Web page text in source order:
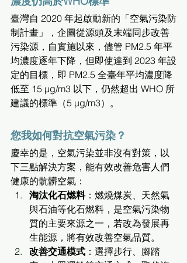
臺灣自 2020 年起啟動新的「空氣污染防
制計畫」，企圖從源頭及末端同步改善
污染源，自實施以來，儘管 PM2.5 年平
均濃度逐年下降，但即使達到 2023 年設
定的目標，即 PM2.5 全臺年平均濃度降
低至 15 µg/m3 以下，仍然超出 WHO 所
建議的標準（5 µg/m3）。
您我如何對抗空氣污染？
慶幸的是，空氣污染並非沒有對策，以
下三點解決方案，能有效改善危害人們
健康的骯髒空氣：
淘汰化石燃料：燃燒煤炭、天然氣
與石油等化石燃料，是空氣污染物
質的主要來源之一，若改為發展再
生能源，將有效改善空氣品質。
改善交通模式 ：選擇步行、腳踏